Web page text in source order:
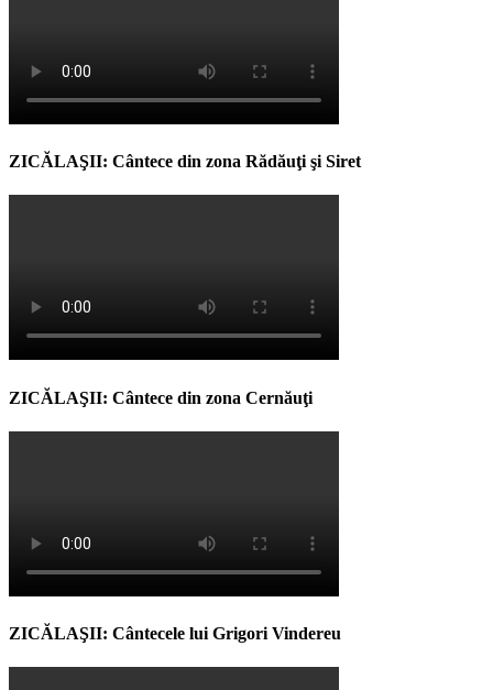
ZICĂLAŞII: Cântece din zona Rădăuţi şi Siret
ZICĂLAŞII: Cântece din zona Cernăuţi
ZICĂLAŞII: Cântecele lui Grigori Vindereu